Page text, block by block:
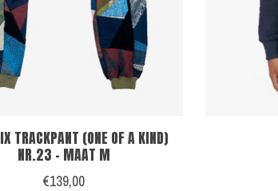
TRACKPANT (ONE OF A KIND)
NR.23 - MAAT M
€139,00